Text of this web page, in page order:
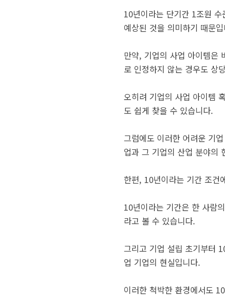
10년이라는 단기간 1조원
예상된 것을 의미하기 때문
만약, 기업의 사업 아이템은
로 인정하지 않는 경우도 상
오히려 기업의 사업 아이템
도 쉽게 찾을 수 있습니다.
그럼에도 이러한 어려운 기
업과 그 기업의 산업 분야의
한편, 10년이라는 기간 조건
10년이라는 기간은 한 사람
라고 볼 수 있습니다.
그리고 기업 설립 초기부터
업 기업의 현실입니다.
이러한 척박한 환경에서도